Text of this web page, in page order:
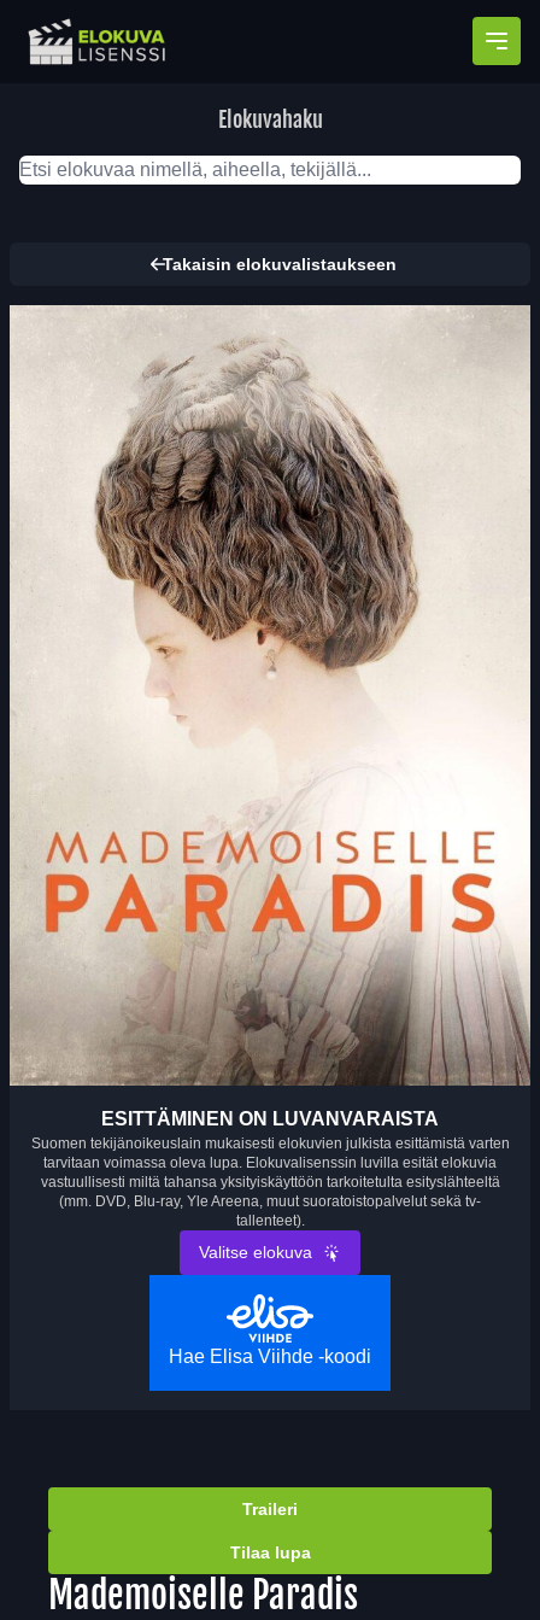
Elokuvahaku
Takaisin elokuvalistaukseen
ESITTÄMINEN ON LUVANVARAISTA
Suomen tekijänoikeuslain mukaisesti elokuvien julkista esittämistä varten
tarvitaan voimassa oleva lupa. Elokuvalisenssin luvilla esität elokuvia
vastuullisesti miltä tahansa yksityiskäyttöön tarkoitetulta esityslähteeltä
(mm. DVD, Blu-ray, Yle Areena, muut suoratoistopalvelut sekä tv-
tallenteet).
Valitse elokuva
Hae Elisa Viihde -koodi
Traileri
Tilaa lupa
Mademoiselle Paradis